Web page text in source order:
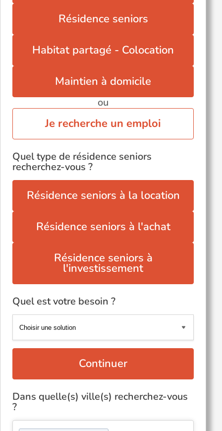
Lattes (34970)
Mèze (34140)
Olonzac (34210)
Résidence seniors
Habitat partagé - Colocation
Maintien à domicile
ou
Je recherche un emploi
Quel type de résidence seniors
recherchez-vous ?
Résidence seniors à la location
Résidence seniors à l'achat
Résidence seniors à
l'investissement
Quel est votre besoin ?
Continuer
Dans quelle(s) ville(s) recherchez-vous
?